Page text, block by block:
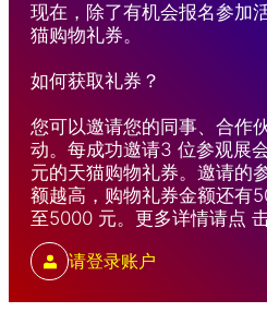
现在，除了有机会报名参加
猫购物礼券。
如何获取礼券？
您可以邀请您的同事、合作
动。每成功邀请3 位参观展
元的天猫购物礼券。邀请的
额越高，购物礼券金额还有
至5000 元。更多详情请点
请登录账户